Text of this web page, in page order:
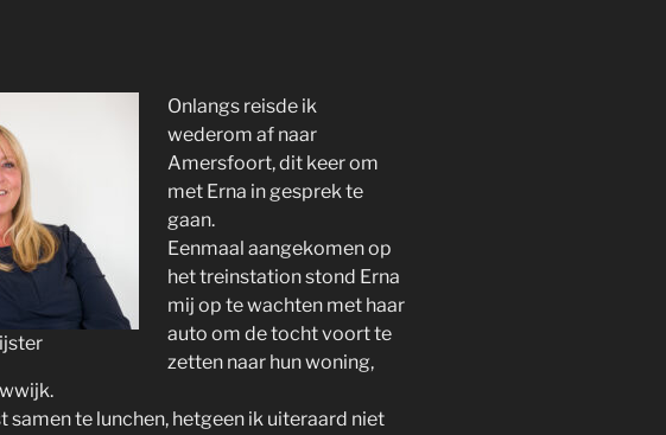
Onlangs reisde ik
wederom af naar
Amersfoort, dit keer om
met Erna in gesprek te
gaan.
Eenmaal aangekomen op
het treinstation stond Erna
mij op te wachten met haar
auto om de tocht voort te
zetten naar hun woning,
samen te lunchen, hetgeen ik uiteraard niet